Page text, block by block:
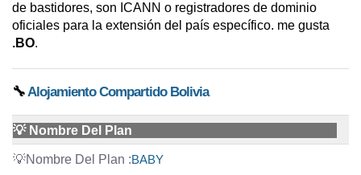
de bastidores, son ICANN o registradores de dominio
oficiales para la extensión del país específico. me gusta
.BO.
🔧Alojamiento Compartido Bolivia
💡 Nombre Del Plan
BABY